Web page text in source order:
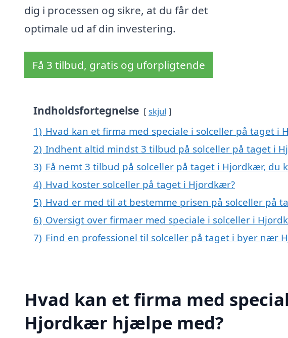
dig i processen og sikre, at du får det
optimale ud af din investering.
Få 3 tilbud, gratis og uforpligtende
Indholdsfortegnelse skjul
1) Hvad kan et firma med speciale i solceller på taget i
2) Indhent altid mindst 3 tilbud på solceller på taget i
3) Få nemt 3 tilbud på solceller på taget i Hjordkær, du
4) Hvad koster solceller på taget i Hjordkær?
5) Hvad er med til at bestemme prisen på solceller på
6) Oversigt over firmaer med speciale i solceller i
7) Find en professionel til solceller på taget i byer nær
Hvad kan et firma med
Hjordkær hjælpe med?